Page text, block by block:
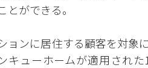
ができる。
ョンに居住する顧客を対象
キューホームが適用され